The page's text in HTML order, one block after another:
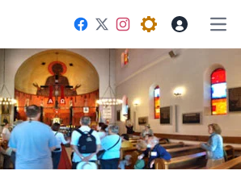
Facebook
TwitterInstagram
Open theme